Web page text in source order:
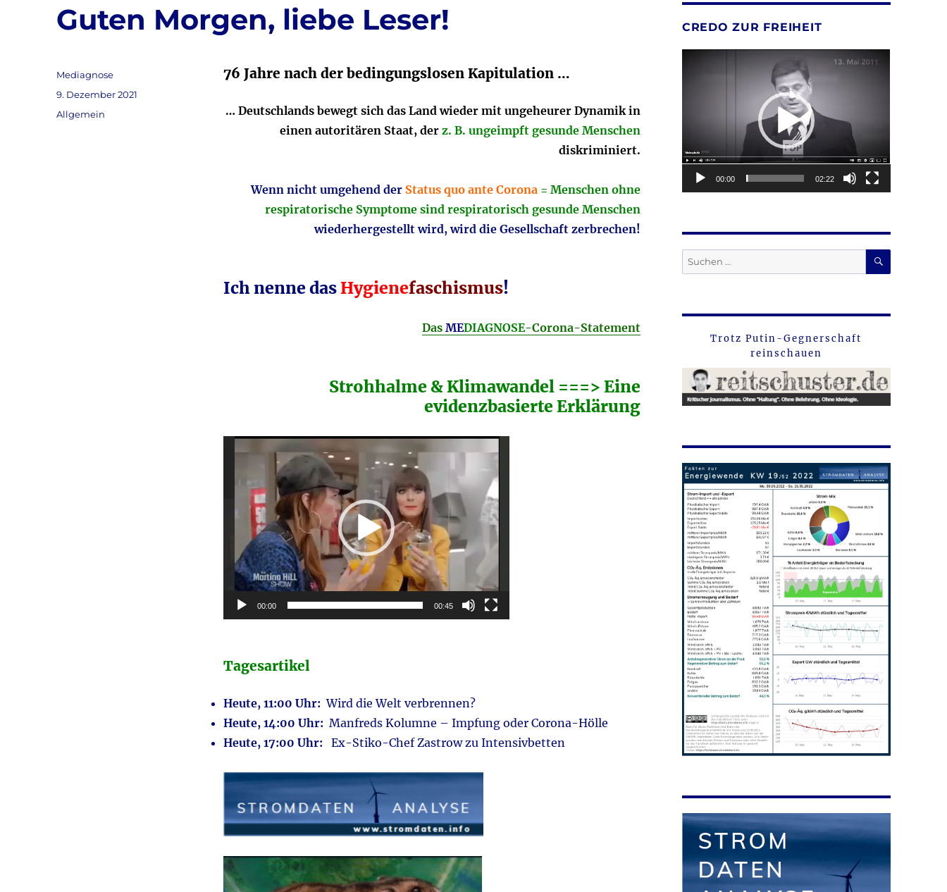
Guten Morgen, liebe Leser!
76 Jahre nach der bedingungslosen Kapitulation …
… Deutschlands bewegt sich das Land wieder mit ungeheurer Dynamik in
einen autoritären Staat, der z. B. ungeimpft gesunde Menschen
diskriminiert.
Wenn nicht umgehend der Status quo ante Corona= Menschen ohne
respiratorische Symptome sind respiratorisch gesunde Menschen
wiederhergestellt wird, wird die Gesellschaft zerbrechen!
Ich nenne dasHygienefaschismus!
Das MEDIAGNOSE-Corona-Statement
Strohhalme & Klimawandel ===> Eine
evidenzbasierte Erklärung
00:00 00:45
Tagesartikel
Heute, 11:00 Uhr:Wird die Welt verbrennen?
Heute, 14:00 Uhr: Manfreds Kolumne – Impfung oder Corona-Hölle
Heute, 17:00 Uhr: Ex-Stiko-Chef Zastrow zu Intensivbetten
Autor
Mediagnose
Veröffentlicht
am
9. Dezember 2021
Kategorien
Allgemein
CREDO ZUR FREIHEIT
00:00 02:22
Suche
nach:
SUCHEN
Trotz Putin-Gegnerschaft
reinschauen